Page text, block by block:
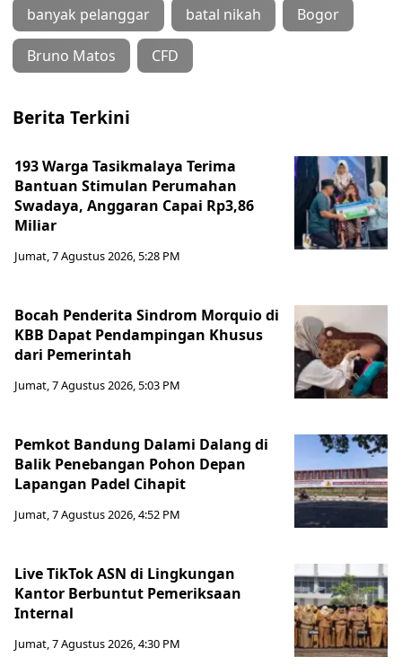
banyak pelanggar batal nikah Bogor
Bruno Matos CFD
Berita Terkini
193 Warga Tasikmalaya Terima
Bantuan Stimulan Perumahan
Swadaya, Anggaran Capai Rp3,86
Miliar
Jumat, 7 Agustus 2026, 5:28 PM
Bocah Penderita Sindrom Morquio di
KBB Dapat Pendampingan Khusus
dari Pemerintah
Jumat, 7 Agustus 2026, 5:03 PM
Pemkot Bandung Dalami Dalang di
Balik Penebangan Pohon Depan
Lapangan Padel Cihapit
Jumat, 7 Agustus 2026, 4:52 PM
Live TikTok ASN di Lingkungan
Kantor Berbuntut Pemeriksaan
Internal
Jumat, 7 Agustus 2026, 4:30 PM